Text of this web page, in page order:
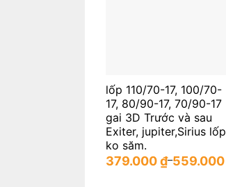
lốp 110/70-17, 100/70-
17, 80/90-17, 70/90-17
gai 3D Trước và sau
Exiter, jupiter,Sirius lốp
ko săm.
379.000₫–559.000